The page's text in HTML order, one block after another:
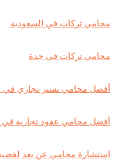
محامي تركات في السعودية
محامي تركات في جدة
أفضل محامي تستر تجاري في
أفضل محامي عقود تجارية
استشارة محامي عن بعد